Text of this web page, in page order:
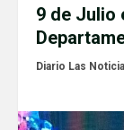
9 de Julio
Diario Las